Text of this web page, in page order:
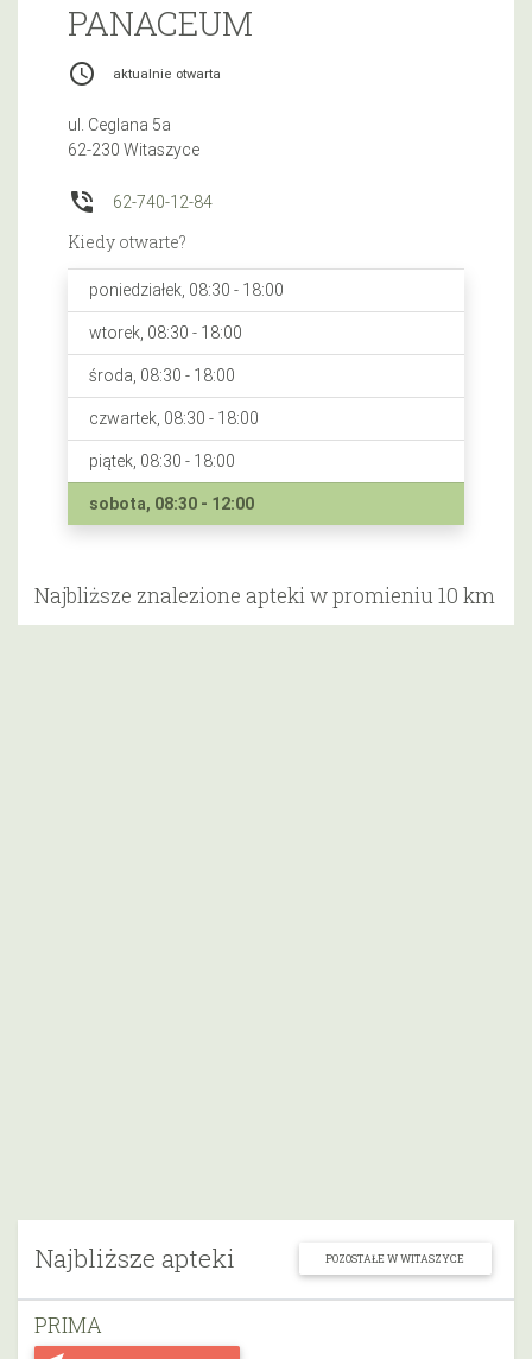
Najbliższe apteki POZOSTAŁE W WITASZYCE
PRIMA
PANACEUM
access_time aktualnie otwarta
ul. Ceglana 5a
62-230 Witaszyce
phone_in_talk 62-740-12-84
Kiedy otwarte?
poniedziałek, 08:30 - 18:00
wtorek, 08:30 - 18:00
środa, 08:30 - 18:00
czwartek, 08:30 - 18:00
piątek, 08:30 - 18:00
sobota, 08:30 - 12:00
Najbliższe znalezione apteki w promieniu 10 km